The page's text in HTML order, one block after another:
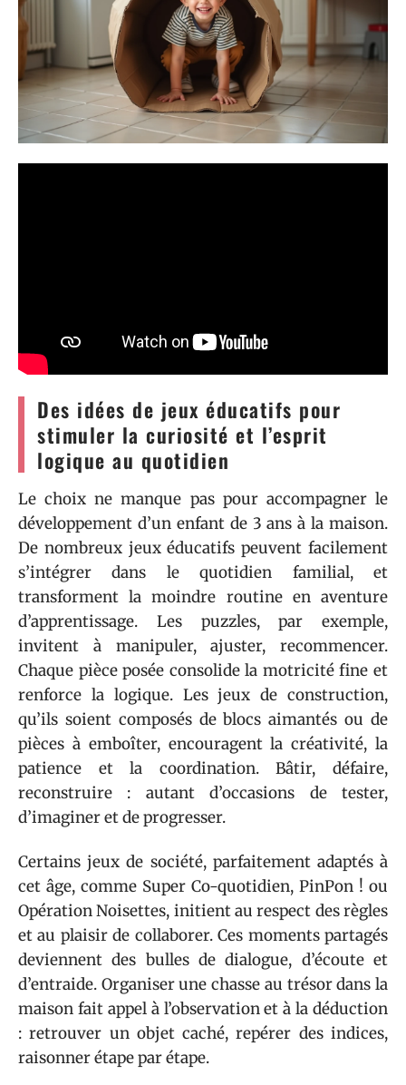
Des idées de jeux éducatifs pour
stimuler la curiosité et l’esprit
logique au quotidien
Le choix ne manque pas pour accompagner le
développement d’un enfant de 3 ans à la maison.
De nombreux jeux éducatifs peuvent facilement
s’intégrer dans le quotidien familial, et
transforment la moindre routine en aventure
d’apprentissage. Les puzzles, par exemple,
invitent à manipuler, ajuster, recommencer.
Chaque pièce posée consolide la motricité fine et
renforce la logique. Les jeux de construction,
qu’ils soient composés de blocs aimantés ou de
pièces à emboîter, encouragent la créativité, la
patience et la coordination. Bâtir, défaire,
reconstruire : autant d’occasions de tester,
d’imaginer et de progresser.
Certains jeux de société, parfaitement adaptés à
cet âge, comme Super Co-quotidien, PinPon ! ou
Opération Noisettes, initient au respect des règles
et au plaisir de collaborer. Ces moments partagés
deviennent des bulles de dialogue, d’écoute et
d’entraide. Organiser une chasse au trésor dans la
maison fait appel à l’observation et à la déduction
: retrouver un objet caché, repérer des indices,
raisonner étape par étape.